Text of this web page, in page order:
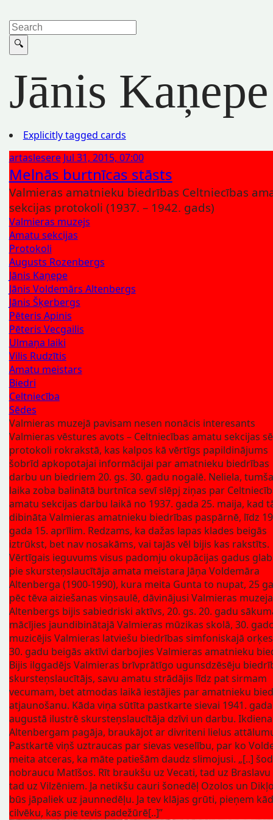
Jānis Kaņepe
Explicitly tagged cards
artaslesere Jul 31, 2015, 07:00
Melnās burtnīcas stāsts
Valmieras amatnieku biedrības Celtniecības
sekcijas protokoli (1937. – 1942. gads)
Valmieras muzejs
Amatu sekcijas
Protokoli
Augusts Rozenbergs
Jānis Kaņepe
Jānis Voldemārs Altenbergs
Jānis Šķerbergs
Pēteris Apinis
Pēteris Vecgailis
Ulmaņa laiki
Vilis Rudzītis
Amatu meistars
Biedri
Celtniecība
Sēdes
Valmieras muzejā pavisam nesen nonācis interesants
Valmieras vēstures avots – Celtniecības amatu sekcijas
protokoli rokrakstā, kas kalpos kā vērtīgs papildinājums
šobrīd apkopotajai informācijai par amatnieku biedrības
darbu un biedriem 20. gs. 30. gadu nogalē. Neliela,
laika zoba balinātā burtnīca sevī slēpj ziņas par
amatu sekcijas darbu laikā no 1937. gada 25. maija, kad
dibināta Valmieras amatnieku biedrības paspārnē, līdz
gada 15. aprīlim. Redzams, ka dažas lapas klades beigās
iztrūkst, bet nav nosakāms, vai tajās vēl bijis kas rakstīts.
Vērtīgais ieguvums visus padomju okupācijas gadus
pie skursteņslaucītāja amata meistara Jāņa Voldemāra
Altenberga (1900-1990), kura meita Gunta to nupat, 25
pēc tēva aiziešanas viņsaulē, dāvinājusi Valmieras
Altenbergs bijis sabiedriski aktīvs, 20. gs. 20. gadu
mācījies jaundibinātajā Valmieras mūzikas skolā, 30.
muzicējis Valmieras latviešu biedrības simfoniskajā
30. gadu beigās aktīvi darbojies Valmieras amatnieku
Bijis ilggadējs Valmieras brīvprātīgo ugunsdzēsēju
skursteņslaucītājs, savu amatu strādājis līdz pat sirmam
vecumam, bet atmodas laikā iestājies par amatnieku
atjaunošanu. Kāda viņa sūtīta pastkarte sievai 1941.
augustā ilustrē skursteņslaucītāja dzīvi un darbu. Ikdiena
Altenbergam pagāja, braukājot ar divriteni lielus
Pastkartē viņš uztraucas par sievas veselību, par ko
meita atceras, ka māte patiešām daudz slimojusi. „[..]
nobraucu Matīšos. Rīt braukšu uz Vecati, tad uz
tad uz Vilzēniem. Ja netikšu cauri šonedēļ Ozolos un
būs jāpaliek uz jaunnedēļu. Ja tev klājas grūti, pieņem
cilvēku, kas pie tevis padežūrē[..]”